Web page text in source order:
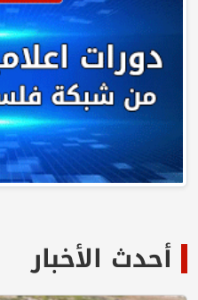
أحدث الأخبار